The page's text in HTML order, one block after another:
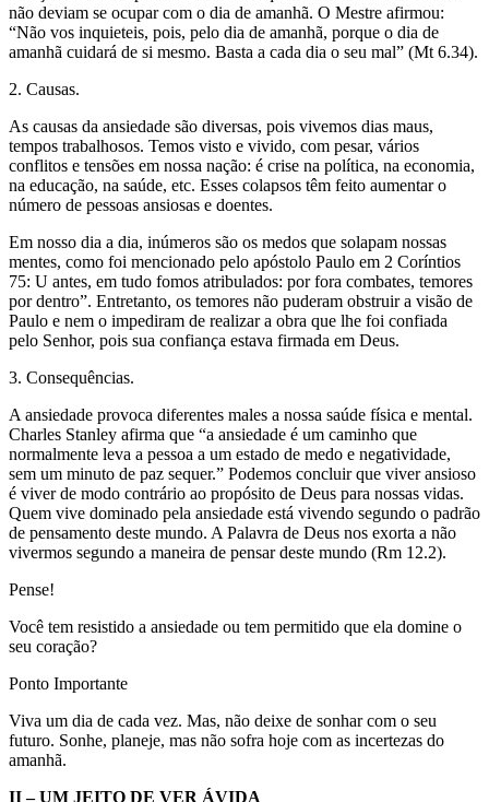
não deviam se ocupar com o dia de amanhã. O Mestre afirmou:
“Não vos inquieteis, pois, pelo dia de amanhã, porque o dia de
amanhã cuidará de si mesmo. Basta a cada dia o seu mal” (Mt 6.34).
2. Causas.
As causas da ansiedade são diversas, pois vivemos dias maus,
tempos trabalhosos. Temos visto e vivido, com pesar, vários
conflitos e tensões em nossa nação: é crise na política, na economia,
na educação, na saúde, etc. Esses colapsos têm feito aumentar o
número de pessoas ansiosas e doentes.
Em nosso dia a dia, inúmeros são os medos que solapam nossas
mentes, como foi mencionado pelo apóstolo Paulo em 2 Coríntios
75: U antes, em tudo fomos atribulados: por fora combates, temores
por dentro”. Entretanto, os temores não puderam obstruir a visão de
Paulo e nem o impediram de realizar a obra que lhe foi confiada
pelo Senhor, pois sua confiança estava firmada em Deus.
3. Consequências.
A ansiedade provoca diferentes males a nossa saúde física e mental.
Charles Stanley afirma que “a ansiedade é um caminho que
normalmente leva a pessoa a um estado de medo e negatividade,
sem um minuto de paz sequer.” Podemos concluir que viver ansioso
é viver de modo contrário ao propósito de Deus para nossas vidas.
Quem vive dominado pela ansiedade está vivendo segundo o padrão
de pensamento deste mundo. A Palavra de Deus nos exorta a não
vivermos segundo a maneira de pensar deste mundo (Rm 12.2).
Pense!
Você tem resistido a ansiedade ou tem permitido que ela domine o
seu coração?
Ponto Importante
Viva um dia de cada vez. Mas, não deixe de sonhar com o seu
futuro. Sonhe, planeje, mas não sofra hoje com as incertezas do
amanhã.
II – UM JEITO DE VER ÁVIDA